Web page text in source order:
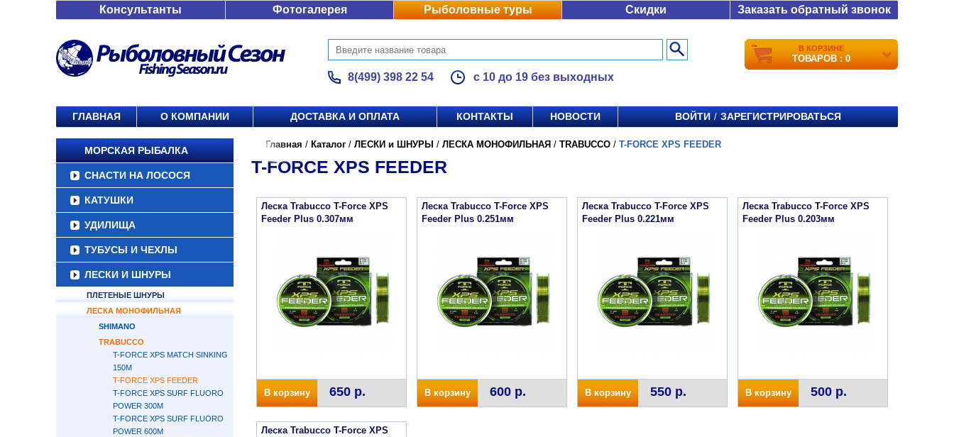
Консультанты Фотогалерея Рыболовные туры Скидки Заказать обратный звонок
8(499) 398 22 54 с 10 до 19 без выходных
В КОРЗИНЕ
ТОВАРОВ : 0
ГЛАВНАЯ О КОМПАНИИ ДОСТАВКА И ОПЛАТА КОНТАКТЫ НОВОСТИ ВОЙТИ / ЗАРЕГИСТРИРОВАТЬСЯ
МОРСКАЯ РЫБАЛКА
СНАСТИ НА ЛОСОСЯ
КАТУШКИ
УДИЛИЩА
ТУБУСЫ И ЧЕХЛЫ
ЛЕСКИ И ШНУРЫ
ПЛЕТЕНЫЕ ШНУРЫ
ЛЕСКА МОНОФИЛЬНАЯ
SHIMANO
TRABUCCO
T-FORCE XPS MATCH SINKING
150М
T-FORCE XPS FEEDER
T-FORCE XPS SURF FLUORO
POWER 300М
T-FORCE XPS SURF FLUORO
POWER 600М
Главная / Каталог / ЛЕСКИ и ШНУРЫ / ЛЕСКА МОНОФИЛЬНАЯ / TRABUCCO / T-FORCE XPS FEEDER
T-FORCE XPS FEEDER
Леска Trabucco T-Force XPS
Feeder Plus 0.307мм
В корзину 650 р.
Леска Trabucco T-Force XPS
Feeder Plus 0.251мм
В корзину 600 р.
Леска Trabucco T-Force XPS
Feeder Plus 0.221мм
В корзину 550 р.
Леска Trabucco T-Force XPS
Feeder Plus 0.203мм
В корзину 500 р.
Леска Trabucco T-Force XPS